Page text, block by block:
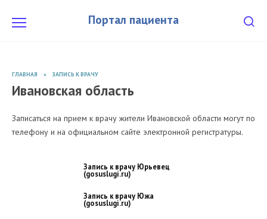
содержанию Портал пациента
ГЛАВНАЯ » ЗАПИСЬ К ВРАЧУ
Ивановская область
Записаться на прием к врачу жители Ивановской области могут по
телефону и на официальном сайте электронной регистратуры.
Запись к врачу Юрьевец
(gosuslugi.ru)
Запись к врачу Южа
(gosuslugi.ru)